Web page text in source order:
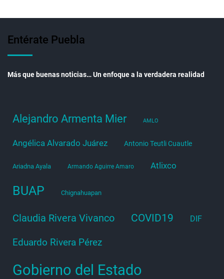
Entérate Puebla
Más que buenas noticias… Un enfoque a la verdadera realidad
Alejandro Armenta Mier AMLO
Angélica Alvarado Juárez Antonio Teutli Cuautle
Ariadna Ayala Armando Aguirre Amaro Atlixco
BUAP Chignahuapan
Claudia Rivera Vivanco COVID19 DIF
Eduardo Rivera Pérez
Gobierno del Estado